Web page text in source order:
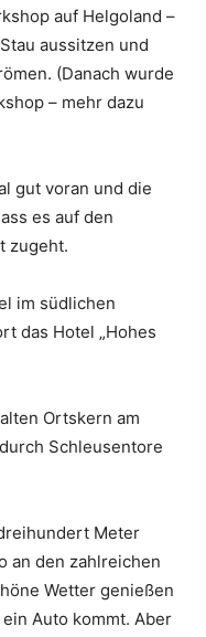
auf Helgoland –
aussitzen und
(Danach wurde
– mehr dazu
gut voran und die
es auf den
zugeht.
im südlichen
das Hotel „Hohes
Ortskern am
Schleusentore
Meter
an den zahlreichen
Wetter genießen
Auto kommt. Aber